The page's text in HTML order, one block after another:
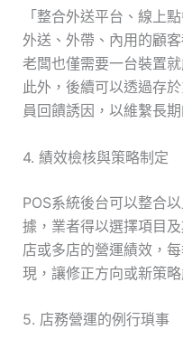
「整合外送平台、線上
外送、外帶、內用的顧
老闆也僅需要一台裝置
此外，後續可以透過存
員回饋誘因，以維繫長
4. 績效檢核與策略制定
POS系統後台可以整合
據，業者得以選擇項目
店或多店的營運績效，
現，讓修正方向或新策
5. 店務營運的例行瑣事